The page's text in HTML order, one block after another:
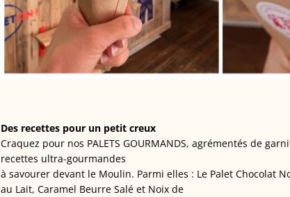
Des recettes pour un petit creux
Craquez pour nos PALETS GOURMANDS, agrémentés de
recettes ultra-gourmandes
à savourer devant le Moulin. Parmi elles : Le Palet Chocolat
au Lait, Caramel Beurre Salé et Noix de